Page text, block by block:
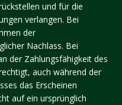
und für die
verlangen. Bei
der
Nachlass. Bei
der Zahlungsfähigkeit des
auch während der
das Erscheinen
auf ein ursprünglich